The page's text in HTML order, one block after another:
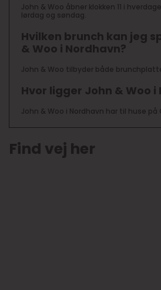
John & Woo åbner klokken 11 i
lørdag og søndag.
Hvilken brunch kan jeg
& Woo i Nordhavn?
John & Woo tilbyder både
Hvor ligger John & Woo i
John & Woo i Nordhavn har til huse på
Find vej her